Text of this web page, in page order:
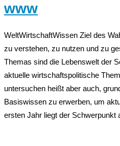
www
WeltWirtschaftWissen Ziel des
zu verstehen, zu nutzen und zu
Themas sind die Lebenswelt der
aktuelle wirtschaftspolitische
untersuchen heißt aber auch,
Basiswissen zu erwerben, um
ersten Jahr liegt der Schwerpunkt